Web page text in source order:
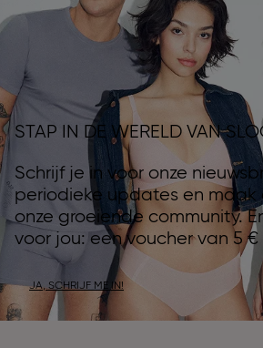
STAP IN DE WERELD VAN
Schrijf je in voor onze
periodieke updates en maak
onze groeiende community.
voor jou: een voucher van 5 €
JA, SCHRIJF ME IN!